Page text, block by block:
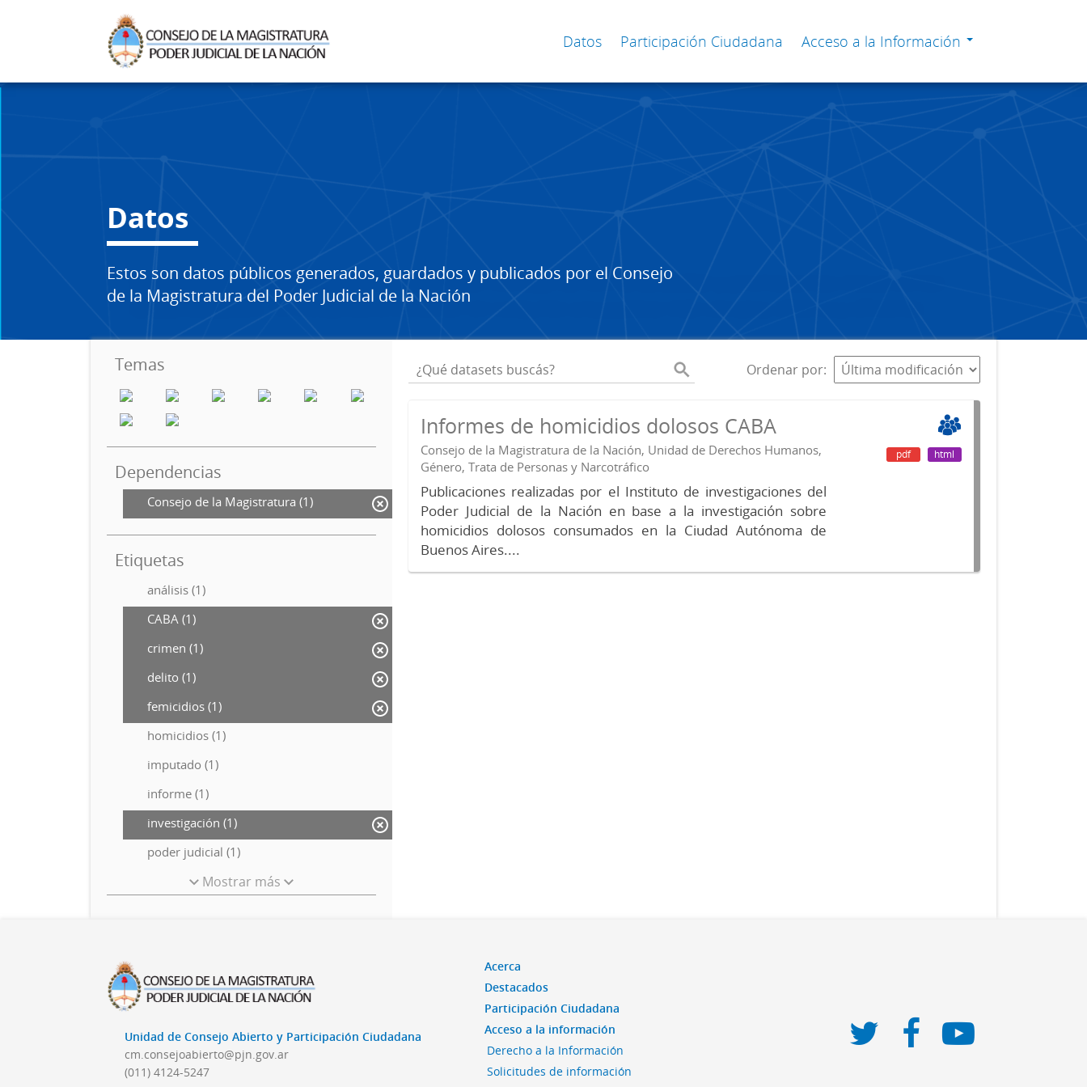
Datos Participación Ciudadana Acceso a la Información
Datos
Estos son datos públicos generados, guardados y publicados por el Consejo
de la Magistratura del Poder Judicial de la Nación
Temas
Dependencias
Consejo de la Magistratura (1)
Etiquetas
análisis (1)
CABA (1)
crimen (1)
delito (1)
femicidios (1)
homicidios (1)
imputado (1)
informe (1)
investigación (1)
poder judicial (1)
Mostrar más
Ordenar por
Informes de homicidios dolosos CABA
Consejo de la Magistratura de la Nación, Unidad de Derechos Humanos,
Género, Trata de Personas y Narcotráfico
Publicaciones realizadas por el Instituto de investigaciones del
Poder Judicial de la Nación en base a la investigación sobre
homicidios dolosos consumados en la Ciudad Autónoma de
Buenos Aires....
pdf html
Unidad de Consejo Abierto y Participación Ciudadana
cm.consejoabierto@pjn.gov.ar
(011) 4124-5247
Acerca
Destacados
Participación Ciudadana
Acceso a la información
Derecho a la Información
Solicitudes de información